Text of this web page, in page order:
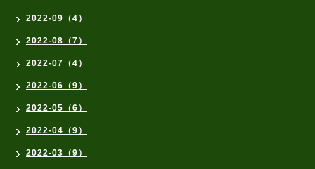
2022-09（4）
2022-08（7）
2022-07（4）
2022-06（9）
2022-05（6）
2022-04（9）
2022-03（9）